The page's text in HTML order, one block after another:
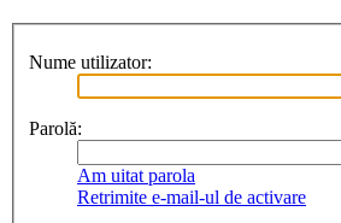
Nume utilizator:
Parolă:
Am uitat parola
Retrimite e-mail-ul de activare